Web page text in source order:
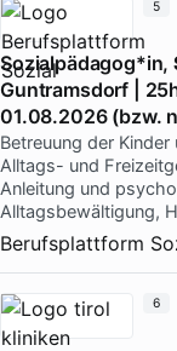
Sozialpädagog*in,
Guntramsdorf |
01.08.2026 (bzw.
Betreuung der
Alltags- und
Anleitung und
Alltagsbewältigung,
Berufsplattform
5
6